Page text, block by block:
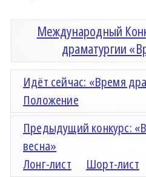
Международный
драматургии
Идёт сейчас: «Время
Положение
Предыдущий конкурс:
весна»
Лонг-лист
Шорт-лист